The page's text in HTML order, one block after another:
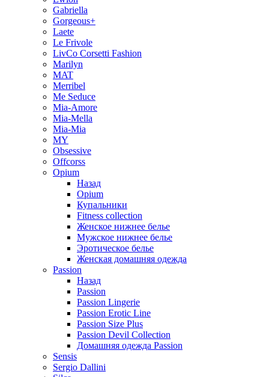
Gabriella
Gorgeous+
Laete
Le Frivole
LivCo Corsetti Fashion
Marilyn
MAT
Merribel
Me Seduce
Mia-Amore
Mia-Mella
Mia-Mia
MY
Obsessive
Offcorss
Opium
Назад
Opium
Купальники
Fitness collection
Женское нижнее белье
Мужское нижнее белье
Эротическое белье
Женская домашняя одежда
Passion
Назад
Passion
Passion Lingerie
Passion Erotic Line
Passion Size Plus
Passion Devil Collection
Домашняя одежда Passion
Sensis
Sergio Dallini